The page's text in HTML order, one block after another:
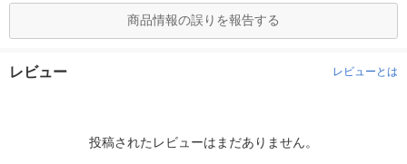
商品情報の誤りを報告する
レビュー レビューとは
投稿されたレビューはまだありません。